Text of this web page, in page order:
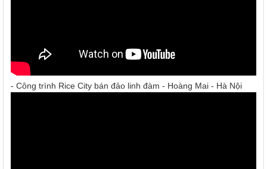
- Công trình Rice City bán đảo linh đàm - Hoàng Mai - Hà Nội